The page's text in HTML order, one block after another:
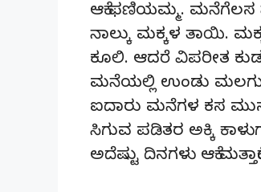
ಆಕೆ ಫಣಿಯಮ್ಮ. ಮನೆಗೆಲಸ
ನಾಲ್ಕು ಮಕ್ಕಳ ತಾಯಿ.
ಕೂಲಿ. ಆದರೆ ವಿಪರೀತ
ಮನೆಯಲ್ಲಿ ಉಂಡು ಮಲಗುವ
ಐದಾರು ಮನೆಗಳ ಕಸ
ಸಿಗುವ ಪಡಿತರ ಅಕ್ಕಿ
ಅದೆಷ್ಟು ದಿನಗಳು ಆಕೆ